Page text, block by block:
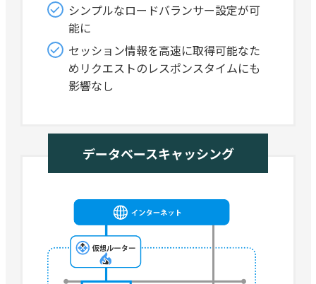
シンプルなロードバランサー設定が可
能に
セッション情報を高速に取得可能なた
めリクエストのレスポンスタイムにも
影響なし
データベースキャッシング